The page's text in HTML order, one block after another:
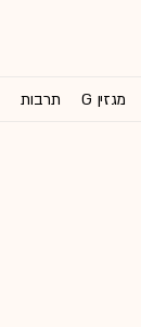
מגזין G תרבות